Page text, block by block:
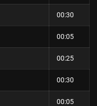
00:30
00:05
00:25
00:30
00:05